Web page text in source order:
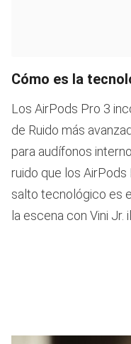
Cómo es la
Los AirPods Pro 3
de Ruido más
para audífonos
ruido que los AirPods
salto tecnológico es
la escena con Vini Jr.